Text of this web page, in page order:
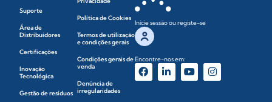
Suporte
Área de
Distribuidores
Certificações
Inovação
Tecnológica
Gestão de resíduos
Política de Cookies
Termos de utilização
e condições gerais
Condições gerais de
venda
Denúncia de
irregularidades
Inicie sessão ou registe-se
Encontre-nos em: